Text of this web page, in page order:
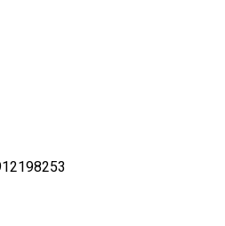
6925912198253